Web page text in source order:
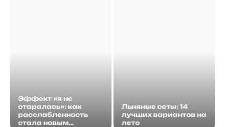
Эффект «я не
старалась»: как
расслабленность
стала новым
Льняные сеты: 14
лучших вариантов на
лето